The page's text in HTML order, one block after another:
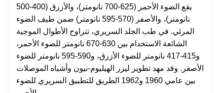
يقع الضوء الأحمر (625-700 نانومتر)، والأزرق (400-500
نانومتر)، والأصفر (570-595 نانومتر) ضمن طيف الضوء
المرئي. في طب الجلد السريري، تتراوح الأطوال الموجية
الشائعة الاستخدام بين 630-670 نانومتر للضوء الأحمر،
و415-417 نانومتر للضوء الأزرق، و590-595 نانومتر للضوء
الأصفر. وقد مهد تطوير ليزر الهيليوم-نيون وأشباه الموصلات
بين عامي 1960 و1962 الطريق للتطبيق السريري للضوء